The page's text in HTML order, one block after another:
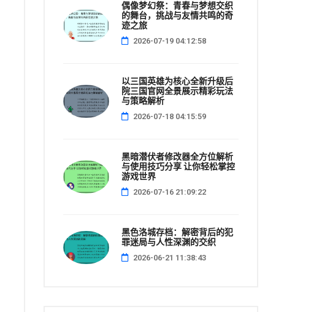
偶像梦幻祭：青春与梦想交织
的舞台，挑战与友情共鸣的奇
迹之旅
2026-07-19 04:12:58
以三国英雄为核心全新升级后
院三国官网全景展示精彩玩法
与策略解析
2026-07-18 04:15:59
黑暗潜伏者修改器全方位解析
与使用技巧分享 让你轻松掌控
游戏世界
2026-07-16 21:09:22
黑色洛城存档：解密背后的犯
罪迷局与人性深渊的交织
2026-06-21 11:38:43